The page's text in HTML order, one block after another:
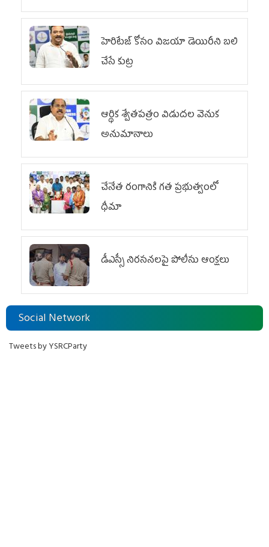
హెరిటేజ్ కోసం విజయా డెయిరీని బలి
చేసే కుట్ర‌
ఆర్థిక శ్వేతపత్రం విడుదల వెనుక
అనుమానాలు
చేనేత రంగానికి గత ప్రభుత్వంలో
ధీమా
డీఎస్సీ నిరసనలపై పోలీసు ఆంక్షలు
Social Network
Tweets by YSRCParty